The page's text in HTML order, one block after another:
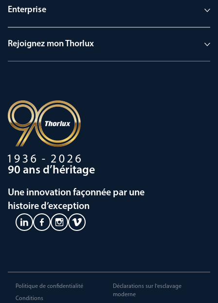
Enterprise
Rejoignez mon Thorlux
90 ans d’héritage
Une innovation façonnée par une
histoire d’exception
Politique de confidentialité
Conditions
Déclarations sur l'esclavage
moderne